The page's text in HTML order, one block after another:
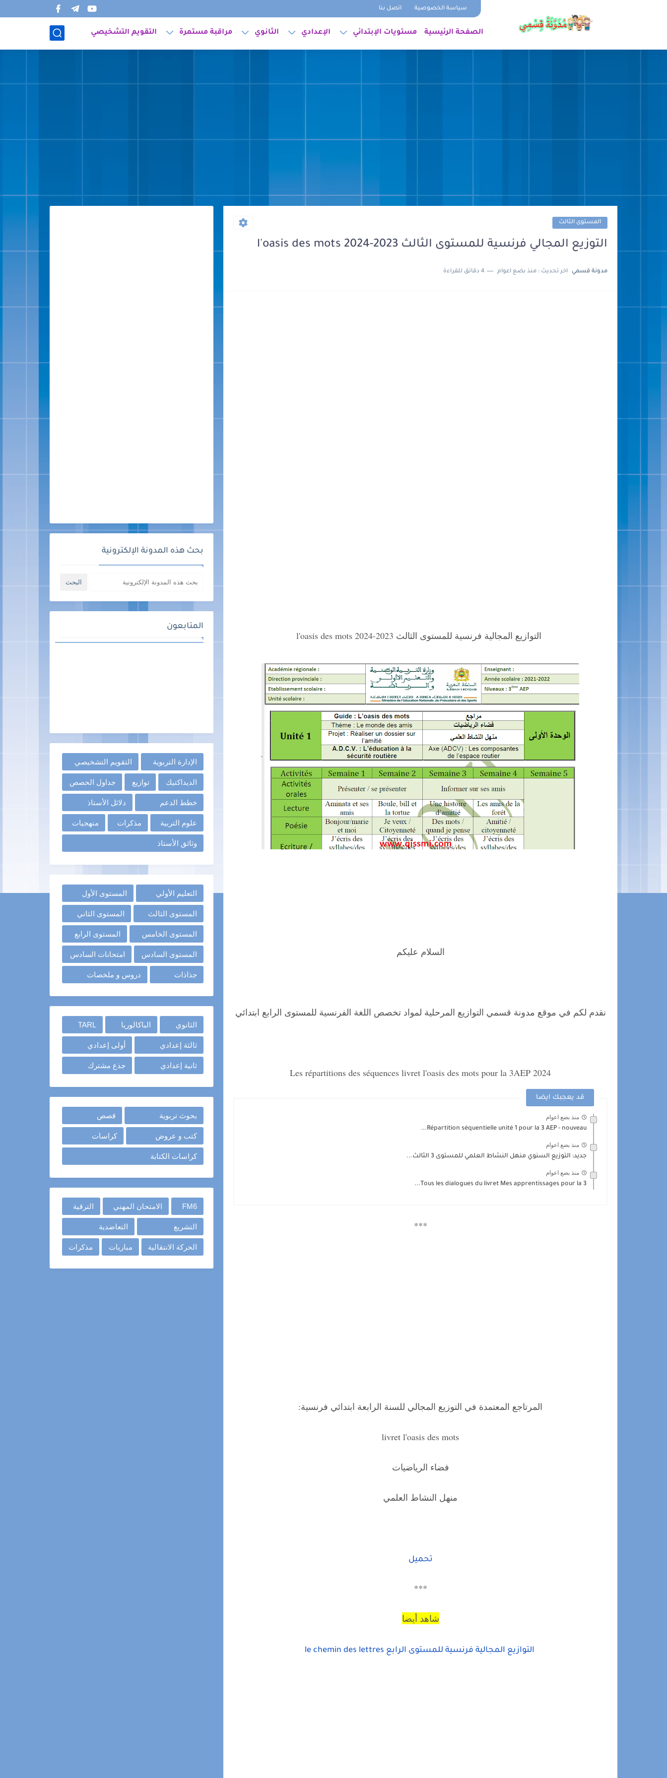
سياسة الخصوصية اتصل بنا
الصفحة الرئيسية مستويات الإبتدائي الإعدادي الثانوي مراقبة مستمرة التقويم التشخيصي
المستوى الثالث
التوزيع المجالي فرنسية للمستوى الثالث 2023-2024 l'oasis des mots
مدونة قسمي اخر تحديث : منذ بضع اعوام 4 دقائق للقراءة
التوازيع المجالية فرنسية للمستوى الثالث 2023-2024 l'oasis des mots
السلام عليكم
نقدم لكم في موقع مدونة قسمي التوازيع المرحلية لمواد تخصص اللغة الفرنسية للمستوى الرابع ابتدائي
Les répartitions des séquences livret l'oasis des mots pour la 3AEP 2024
قد يعجبك ايضا
منذ بضع اعوام
Répartition séquentielle unité 1 pour la 3 AEP - nouveau...
منذ بضع اعوام
جديد: التوزيع السنوي منهل النشاط العلمي للمستوى 3 الثالث...
منذ بضع اعوام
Tous les dialogues du livret Mes apprentissages pour la 3...
***
المرتاجع المعتمدة في التوزيع المجالي للسنة الرابعة ابتدائي فرنسية:
livret l'oasis des mots
فضاء الرياضيات
منهل النشاط العلمي
تحميل
***
شاهد أيضا
التوازيع المجالية فرنسية للمستوى الرابع le chemin des lettres
بحث هذه المدونة الإلكترونية
المتابعون
الإدارة التربوية التقويم التشخيصي
الديداكتيك توازيع جداول الحصص
خطط الدعم دلائل الأستاذ
علوم التربية مذكرات منهجيات
وثائق الأستاذ
التعليم الأولي المستوى الأول
المستوى الثالث المستوى الثاني
المستوى الخامس المستوى الرابع
المستوى السادس امتحانات السادس
جذاذات دروس و ملخصات
الثانوي الباكالوريا TARL
ثالثة إعدادي أولى إعدادي
ثانية إعدادي جذع مشترك
بحوث تربوية قصص
كتب و عروض كراسات
كراسات الكتابة
FM6 الامتحان المهني الترقية
التشريع التعاضدية
الحركة الانتقالية مباريات مذكرات